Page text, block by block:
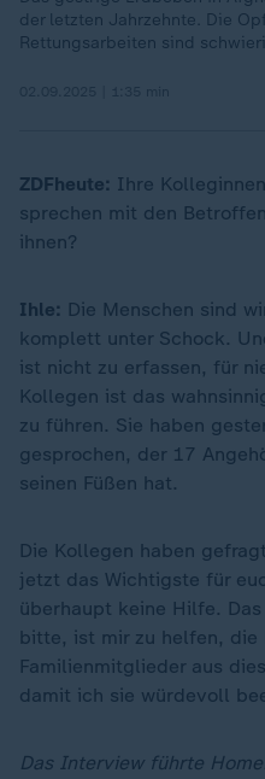
der letzten Jahrzehnte. Die
Rettungsarbeiten sind
ZDFheute: Ihre
sprechen mit den
ihnen?
Ihle: Die Menschen sind
komplett unter Schock.
ist nicht zu erfassen, für
Kollegen ist das
zu führen. Sie haben
gesprochen, der 17
seinen Füßen hat.
Die Kollegen haben
jetzt das Wichtigste für
überhaupt keine Hilfe.
bitte, ist mir zu helfen, die
Familienmitglieder aus
damit ich sie würdevoll
Das Interview führte